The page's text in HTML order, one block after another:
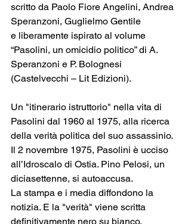
scritto da Paolo Fiore Angelini, Andrea
Speranzoni, Guglielmo Gentile
e liberamente ispirato al volume
“Pasolini, un omicidio politico” di A.
Speranzoni e P. Bolognesi
(Castelvecchi – Lit Edizioni).
Un "itinerario istruttorio" nella vita di
Pasolini dal 1960 al 1975, alla ricerca
della verità politica del suo assassinio.
Il 2 novembre 1975, Pasolini è ucciso
all’Idroscalo di Ostia. Pino Pelosi, un
diciasettenne, si autoaccusa.
La stampa e i media diffondono la
notizia. E la "verità" viene scritta
definitivamente nero su bianco.